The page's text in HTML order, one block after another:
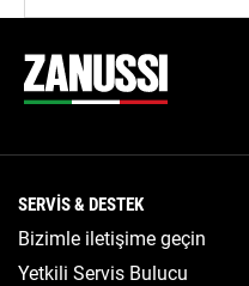
Search
SERVIS & DESTEK
Bizimle iletişime geçin
Yetkili Servis Bulucu